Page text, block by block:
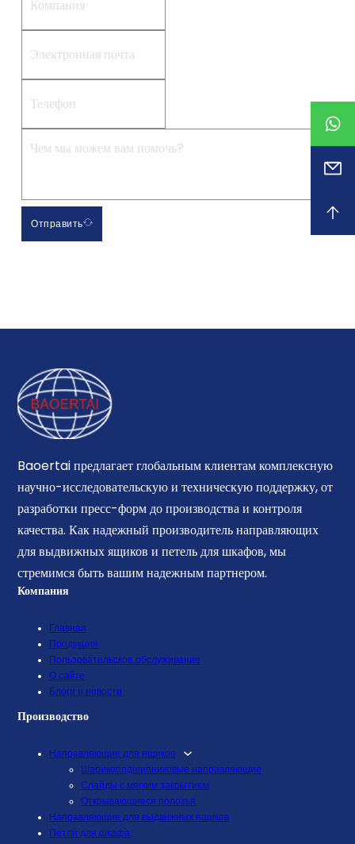
Отправить
Baoertai предлагает глобальным клиентам комплексную
научно-исследовательскую и техническую поддержку, от
разработки пресс-форм до производства и контроля
качества. Как надежный производитель направляющих
для выдвижных ящиков и петель для шкафов, мы
стремимся быть вашим надежным партнером.
Компания
Главная
Продукция
Пользовательское обслуживание
О сайте
Блоги и новости
Производство
Направляющие для ящиков
Шарикоподшипниковые направляющие
Слайды с мягким закрытием
Открывающиеся полозья
Направляющие для выдвижных ящиков
Петли для шкафа